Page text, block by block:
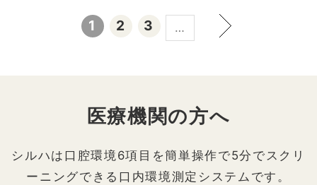
1 2 3 …
医療機関の方へ
シルハは口腔環境6項目を簡単操作で5分でスクリ
ーニングできる口内環境測定システムです。